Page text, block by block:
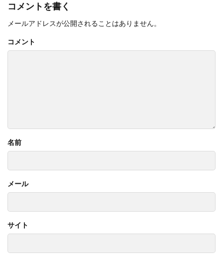
コメントを書く
メールアドレスが公開されることはありません。
コメント
名前
メール
サイト